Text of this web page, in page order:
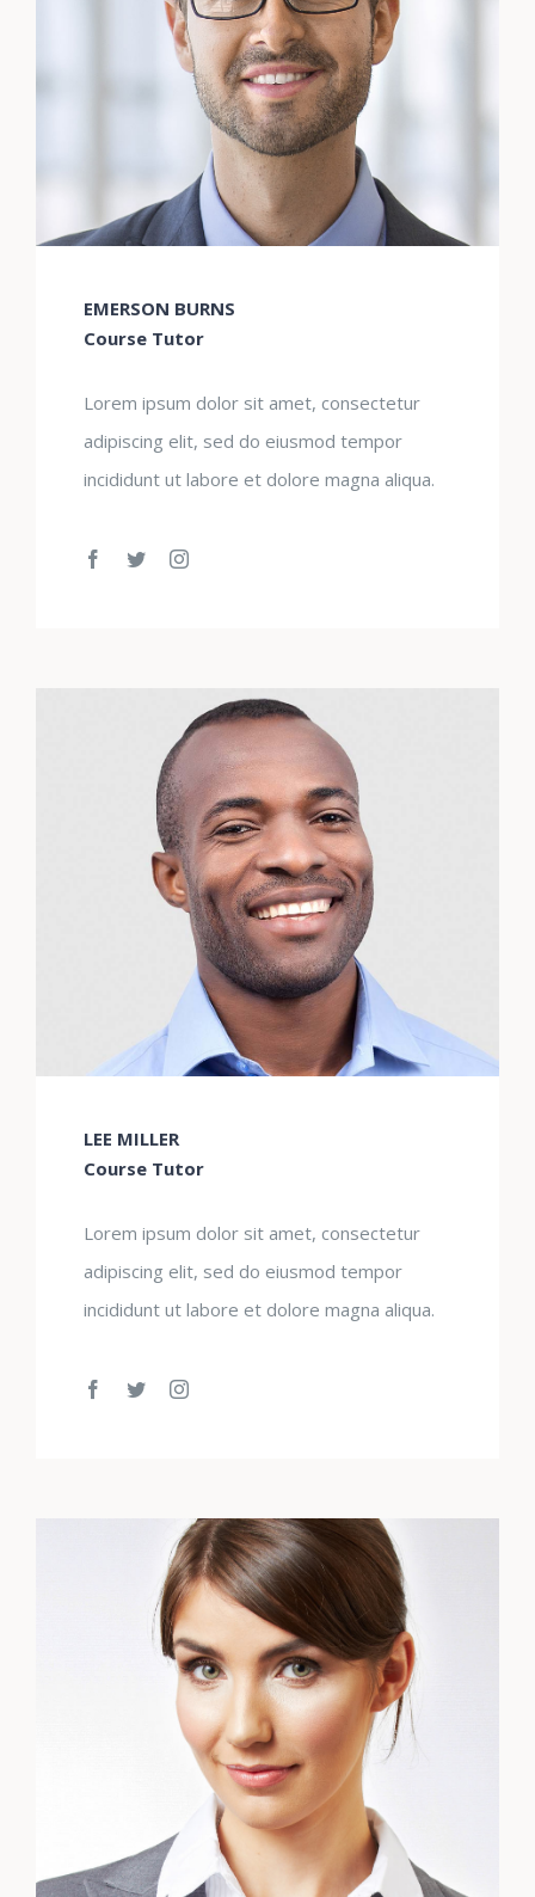
EMERSON BURNS
Course Tutor
Lorem ipsum dolor sit amet, consectetur
adipiscing elit, sed do eiusmod tempor
incididunt ut labore et dolore magna aliqua.
LEE MILLER
Course Tutor
Lorem ipsum dolor sit amet, consectetur
adipiscing elit, sed do eiusmod tempor
incididunt ut labore et dolore magna aliqua.